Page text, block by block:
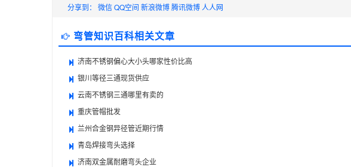
分享到： 微信QQ空间 新浪微博腾讯微博 人人网
弯管知识百科相关文章
济南不锈钢偏心大小头哪家性价比高
银川等径三通现货供应
云南不锈钢三通哪里有卖的
重庆管帽批发
兰州合金钢异径管近期行情
青岛焊接弯头选择
济南双金属耐磨弯头企业